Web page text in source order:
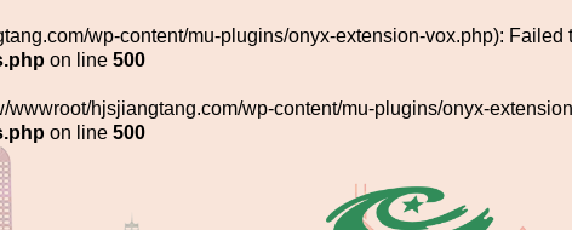
wp-content/mu-plugins/onyx-extension-vox.php):
on line 500
hjsjiangtang.com/wp-content/mu-plugins/onyx-
on line 500